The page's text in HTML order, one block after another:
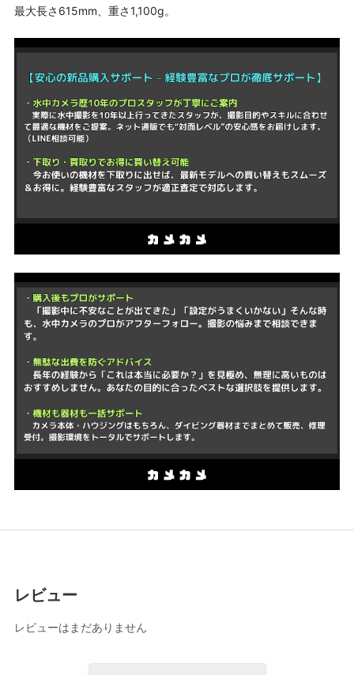
最大長さ615mm、重さ1,100g。
レビュー
レビューはまだありません